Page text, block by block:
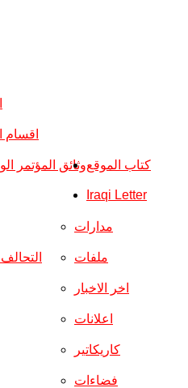
وثائق المؤتمر
اقسام
مدارات
ملفات
اخر الاخبار
اعلانات
كاريكاتير
فضاءات
كتاب الموقع
Iraqi Letter